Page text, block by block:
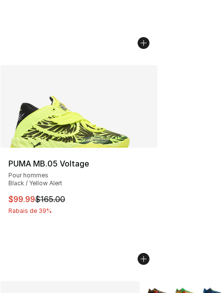
PUMA MB.05 Voltage
Pour hommes
Black / Yellow Alert
Cet article est en solde. Le prix est passé de $165.00 à
$99.99$165.00
Rabais de 39%
Plus de couleurs